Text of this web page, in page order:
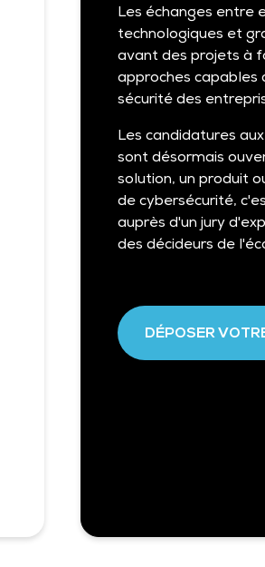
Les échanges entre
technologiques et
avant des projets à
approches capables
sécurité des
Les candidatures
sont désormais
solution, un produit
de cybersécurité,
auprès d'un jury
des décideurs de
DÉPOSER